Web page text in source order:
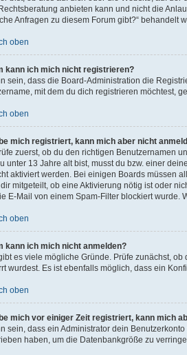
anbieten kann und nicht die
Anfragen zu diesem Forum gibt?“ behandelt
oben
kann ich mich nicht registrieren?
sein, dass die Board-Administration die
mit dem du dich registrieren möchtest,
oben
mich registriert, kann mich aber nicht
zuerst, ob du den richtigen Benutzernamen
unter 13 Jahre alt bist, musst du bzw. einer
aktiviert werden. Bei einigen Boards müssen
mitgeteilt, ob eine Aktivierung nötig ist oder
E-Mail von einem Spam-Filter blockiert wurde.
oben
kann ich mich nicht anmelden?
es viele mögliche Gründe. Prüfe zunächst,
wurdest. Es ist ebenfalls möglich, dass ein
oben
mich vor einiger Zeit registriert, kann mich
sein, dass ein Administrator dein
haben, um die Datenbankgröße zu